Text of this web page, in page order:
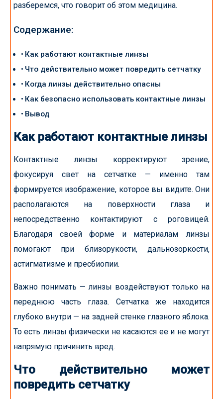
разберемся, что говорит об этом медицина.
Содержание:
Как работают контактные линзы
Что действительно может повредить сетчатку
Когда линзы действительно опасны
Как безопасно использовать контактные линзы
Вывод
Как работают контактные линзы
Контактные линзы корректируют зрение,
фокусируя свет на сетчатке — именно там
формируется изображение, которое вы видите. Они
располагаются на поверхности глаза и
непосредственно контактируют с роговицей.
Благодаря своей форме и материалам линзы
помогают при близорукости, дальнозоркости,
астигматизме и пресбиопии.
Важно понимать — линзы воздействуют только на
переднюю часть глаза. Сетчатка же находится
глубоко внутри — на задней стенке глазного яблока.
То есть линзы физически не касаются ее и не могут
напрямую причинить вред.
Что действительно может
повредить сетчатку